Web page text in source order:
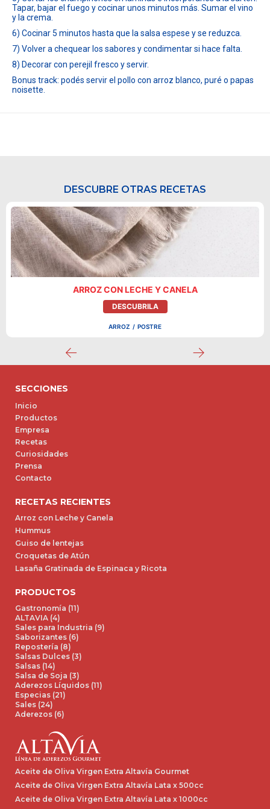
Tapar, bajar el fuego y cocinar unos minutos más. Sumar el vino
y la crema.
6) Cocinar 5 minutos hasta que la salsa espese y se reduzca.
7) Volver a chequear los sabores y condimentar si hace falta.
8) Decorar con perejil fresco y servir.
Bonus track: podés servir el pollo con arroz blanco, puré o papas
noisette.
DESCUBRE OTRAS RECETAS
ARROZ CON LECHE Y CANELA
DESCUBRILA
ARROZ / POSTRE
SECCIONES
Inicio
Productos
Empresa
Recetas
Curiosidades
Prensa
Contacto
RECETAS RECIENTES
Arroz con Leche y Canela
Hummus
Guiso de lentejas
Croquetas de Atún
Lasaña Gratinada de Espinaca y Ricota
PRODUCTOS
Gastronomía (11)
ALTAVIA (4)
Sales para Industria (9)
Saborizantes (6)
Repostería (8)
Salsas Dulces (3)
Salsas (14)
Salsa de Soja (3)
Aderezos Líquidos (11)
Especias (21)
Sales (24)
Aderezos (6)
Aceite de Oliva Virgen Extra Altavía Gourmet
Aceite de Oliva Virgen Extra Altavía Lata x 500cc
Aceite de Oliva Virgen Extra Altavía Lata x 1000cc